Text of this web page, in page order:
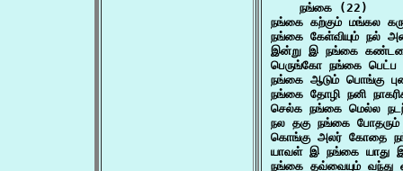
    நங்கை (22)
நங்கை கற்கும் மங்கல
நங்கை கேள்வியும் நல்
இன்று இ நங்கை
பெருங்கோ நங்கை
நங்கை ஆடும் பொங்கு
நங்கை தோழி நனி
செல்க நங்கை மெல்ல
நல தகு நங்கை
கொங்கு அலர் கோதை
யாவள் இ நங்கை யாது
நங்கை தவ்வையும் வந்து